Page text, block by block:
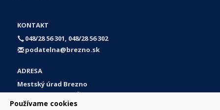
Používame cookies
KONTAKT
048/28 56 301, 048/28 56 302
podatelna@brezno.sk
ADRESA
Mestský úrad Brezno
Námestie gen. M. R. Štefánika 1
977 01 Brezno